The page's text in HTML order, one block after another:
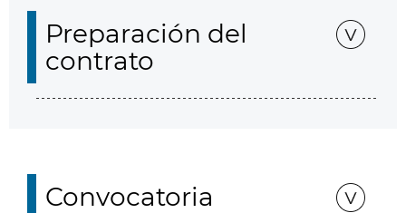
Preparación del
contrato
Convocatoria